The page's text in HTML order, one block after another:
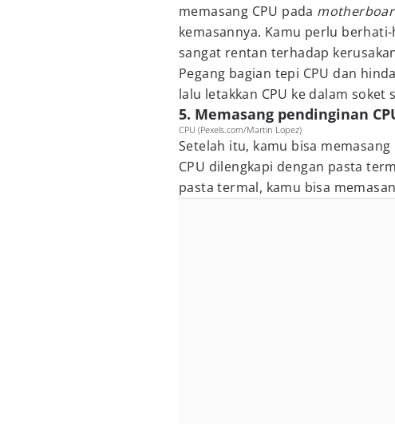
memasang CPU pada
kemasannya. Kamu perlu
sangat rentan terhadap
Pegang bagian tepi CPU dan
lalu letakkan CPU ke dalam soket
5. Memasang pendinginan
CPU (Pexels.com/Martin Lopez)
Setelah itu, kamu bisa
CPU dilengkapi dengan pasta
pasta termal, kamu bisa